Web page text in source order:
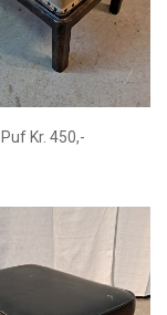
Puf Kr. 450,-